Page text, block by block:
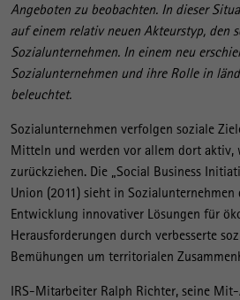
Angeboten zu beobachten. In dieser
auf einem relativ neuen Akteurstyp, den
Sozialunternehmen. In einem neu
Sozialunternehmen und ihre Rolle in
beleuchtet.
Sozialunternehmen verfolgen soziale
Mitteln und werden vor allem dort aktiv,
zurückziehen. Die „Social Business
Union (2011) sieht in Sozialunternehmen
Entwicklung innovativer Lösungen für
Herausforderungen durch verbesserte
Bemühungen um territorialen
IRS-Mitarbeiter Ralph Richter, seine